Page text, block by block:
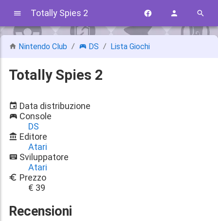
Totally Spies 2
Nintendo Club DS Lista Giochi
Totally Spies 2
Data distribuzione
Console
DS
Editore
Atari
Sviluppatore
Atari
Prezzo
€ 39
Recensioni